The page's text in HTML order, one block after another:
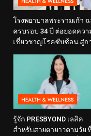
โรงพยาบาลพระรามเก้า
ครบรอบ 34 ปี ต่อยอดควา
เชี่ยวชาญโรคซับซ้อน สู่ก
โจทย์ไลฟ์สไตล์ ภายใต้แน
“SELF-CARE IS
HEALTH & WELLNESS
รู้จัก PRESBYOND เลสิค
สำหรับสายตายาวตามวัย